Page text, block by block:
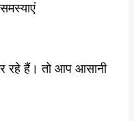
रहे हैं। तो आप आसानी